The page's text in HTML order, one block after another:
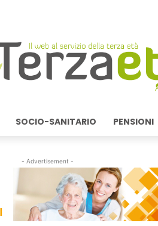
SOCIO-SANITARIO PENSIONI
- Advertisement -